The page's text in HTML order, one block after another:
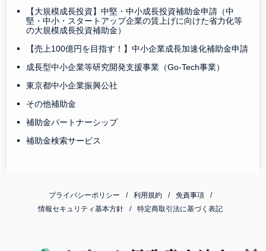
【大規模成長投資】中堅・中小成長投資補助金申請（中
堅・中小・スタートアップ企業の賃上げに向けた省力化等
の大規模成長投資補助金）
【売上100億円を目指す！】中小企業成長加速化補助金申請
成長型中小企業等研究開発支援事業（Go-Tech事業）
東京都中小企業振興公社
その他補助金
補助金パートナーシップ
補助金検索サービス
プライバシーポリシー 利用規約
免責事項
情報セキュリティ基本方針
特定商取引法に基づく表記